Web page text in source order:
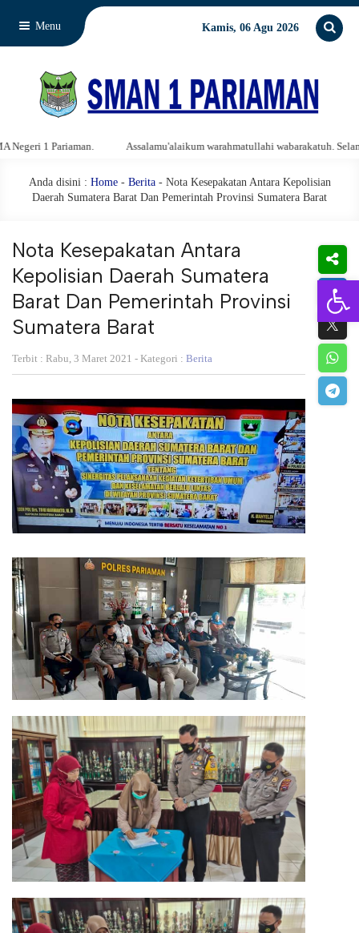
Menu Kamis, 06 Agu 2026
Pariaman. Assalamu'alaikum warahmatullahi wabarakatuh. Selamat
Anda disini : Home- Berita- Nota Kesepakatan Antara Kepolisian
Daerah Sumatera Barat Dan Pemerintah Provinsi Sumatera Barat
Nota Kesepakatan Antara
Kepolisian Daerah Sumatera
Barat Dan Pemerintah Provinsi
Sumatera Barat
Terbit : Rabu, 3 Maret 2021 - Kategori : Berita